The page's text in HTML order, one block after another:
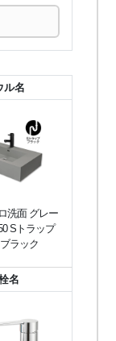
ル名
洗面 グレー
Sトラップ
ラック
名